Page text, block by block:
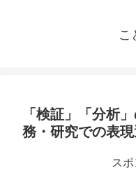
こ
「検証」「分析
務・研究での表現
ス